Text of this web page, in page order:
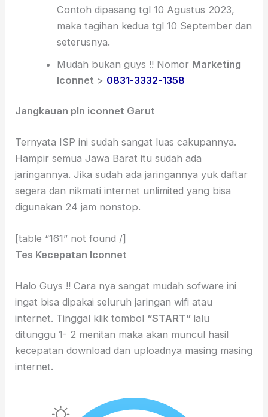
Contoh dipasang tgl 10 Agustus 2023,
maka tagihan kedua tgl 10 September dan
seterusnya.
Mudah bukan guys !! Nomor Marketing
Iconnet > 0831-3332-1358
Jangkauan pln iconnet Garut
Ternyata ISP ini sudah sangat luas cakupannya.
Hampir semua Jawa Barat itu sudah ada
jaringannya. Jika sudah ada jaringannya yuk daftar
segera dan nikmati internet unlimited yang bisa
digunakan 24 jam nonstop.
[table “161” not found /]
Tes Kecepatan Iconnet
Halo Guys !! Cara nya sangat mudah sofware ini
ingat bisa dipakai seluruh jaringan wifi atau
internet. Tinggal klik tombol “START” lalu
ditunggu 1- 2 menitan maka akan muncul hasil
kecepatan download dan uploadnya masing masing
internet.